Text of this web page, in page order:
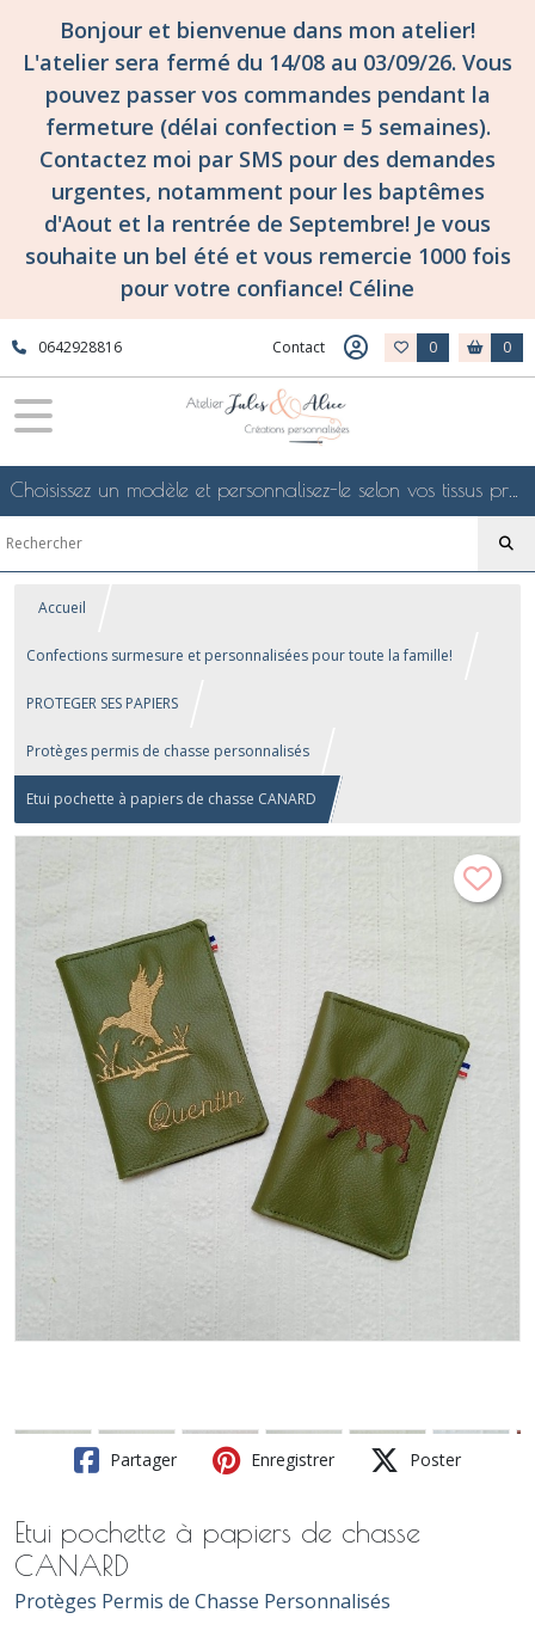
Bonjour et bienvenue dans mon atelier!
L'atelier sera fermé du 14/08 au 03/09/26. Vous
pouvez passer vos commandes pendant la
fermeture (délai confection = 5 semaines).
Contactez moi par SMS pour des demandes
urgentes, notamment pour les baptêmes
d'Aout et la rentrée de Septembre! Je vous
souhaite un bel été et vous remercie 1000 fois
pour votre confiance! Céline
0642928816 Contact 0 0
Choisissez un modèle et personnalisez-le selon vos tissus préférés de mes collections en ligne, je le confectionnerai selon vos souhaits
Accueil
Confections surmesure et personnalisées pour toute la famille!
PROTEGER SES PAPIERS
Protèges permis de chasse personnalisés
Etui pochette à papiers de chasse CANARD
Partager Enregistrer Poster
Etui pochette à papiers de chasse
CANARD
Protèges Permis de Chasse Personnalisés